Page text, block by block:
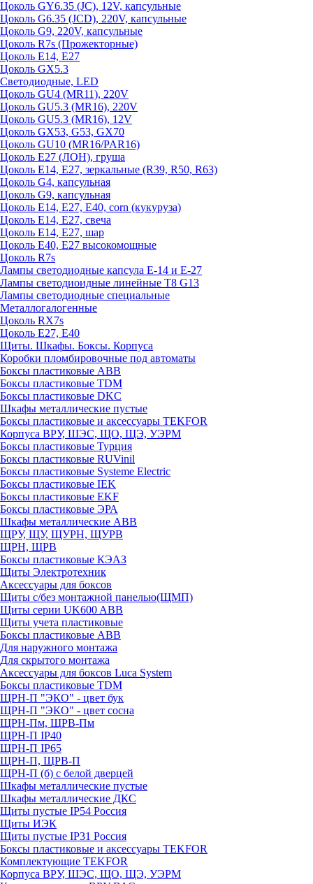
Цоколь GY6.35 (JC), 12V, капсульные
Цоколь G6.35 (JCD), 220V, капсульные
Цоколь G9, 220V, капсульные
Цоколь R7s (Прожекторные)
Цоколь E14, E27
Цоколь GX5.3
Светодиодные, LED
Цоколь GU4 (MR11), 220V
Цоколь GU5.3 (MR16), 220V
Цоколь GU5.3 (MR16), 12V
Цоколь GX53, G53, GX70
Цоколь GU10 (MR16/PAR16)
Цоколь Е27 (ЛОН), груша
Цоколь Е14, Е27, зеркальные (R39, R50, R63)
Цоколь G4, капсульная
Цоколь G9, капсульная
Цоколь Е14, Е27, Е40, corn (кукуруза)
Цоколь Е14, Е27, свеча
Цоколь Е14, Е27, шар
Цоколь Е40, Е27 высокомощные
Цоколь R7s
Лампы светодиодные капсула Е-14 и Е-27
Лампы светодиоидные линейные T8 G13
Лампы светодиодные специальные
Металлогалогенные
Цоколь RX7s
Цоколь Е27, E40
Щиты. Шкафы. Боксы. Корпуса
Коробки пломбировочные под автоматы
Боксы пластиковые ABB
Боксы пластиковые TDM
Боксы пластиковые DKC
Шкафы металлические пустые
Боксы пластиковые и аксессуары TEKFOR
Корпуса ВРУ, ШЭС, ЩО, ЩЭ, УЭРМ
Боксы пластиковые Турция
Боксы пластиковые RUVinil
Боксы пластиковые Systeme Electric
Боксы пластиковые IEK
Боксы пластиковые EKF
Боксы пластиковые ЭРА
Шкафы металлические ABB
ЩРУ, ЩУ, ЩУРН, ЩУРВ
ЩРН, ЩРВ
Боксы пластиковые КЭАЗ
Щиты Электротехник
Аксессуары для боксов
Щиты с/без монтажной панелью(ЩМП)
Щиты серии UK600 ABB
Щиты учета пластиковые
Боксы пластиковые ABB
Для наружного монтажа
Для скрытого монтажа
Аксессуары для боксов Luca System
Боксы пластиковые TDM
ЩРН-П "ЭКО" - цвет бук
ЩРН-П "ЭКО" - цвет сосна
ЩРН-Пм, ЩРВ-Пм
ЩРН-П IP40
ЩРН-П IP65
ЩРН-П, ЩРВ-П
ЩРН-П (б) с белой дверцей
Шкафы металлические пустые
Шкафы металлические ДКС
Щиты пустые IP54 Россия
Щиты ИЭК
Щиты пустые IP31 Россия
Боксы пластиковые и аксессуары TEKFOR
Комплектующие TEKFOR
Корпуса ВРУ, ШЭС, ЩО, ЩЭ, УЭРМ